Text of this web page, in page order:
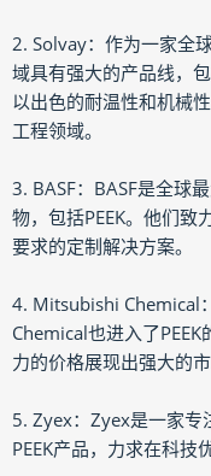
2. Solvay：作为一家全
域具有强大的产品线，
以出色的耐温性和机械
工程领域。
3. BASF：BASF是全球
物，包括PEEK。他们致
要求的定制解决方案。
4. Mitsubishi Chemical
Chemical也进入了
力的价格展现出强大的市
5. Zyex：Zyex是一家专
PEEK产品，力求在科技